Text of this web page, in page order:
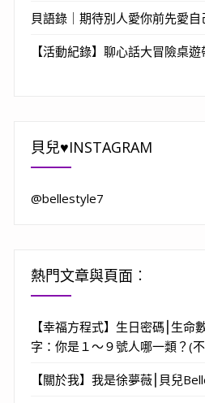
貝語錄｜期待別人愛你前先愛自
【活動紀錄】聊心話大冒險桌
貝兒♥INSTAGRAM
@bellestyle7
熱門文章與頁面︰
【幸福方程式】生日密碼⎮生命
字：你是１～９號人哪一類？(
【關於我】我是徐夢薇⎮貝兒